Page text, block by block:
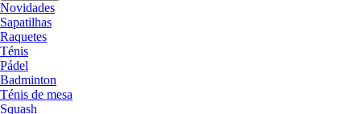
Novidades
Sapatilhas
Raquetes
Ténis
Pádel
Badminton
Ténis de mesa
Squash